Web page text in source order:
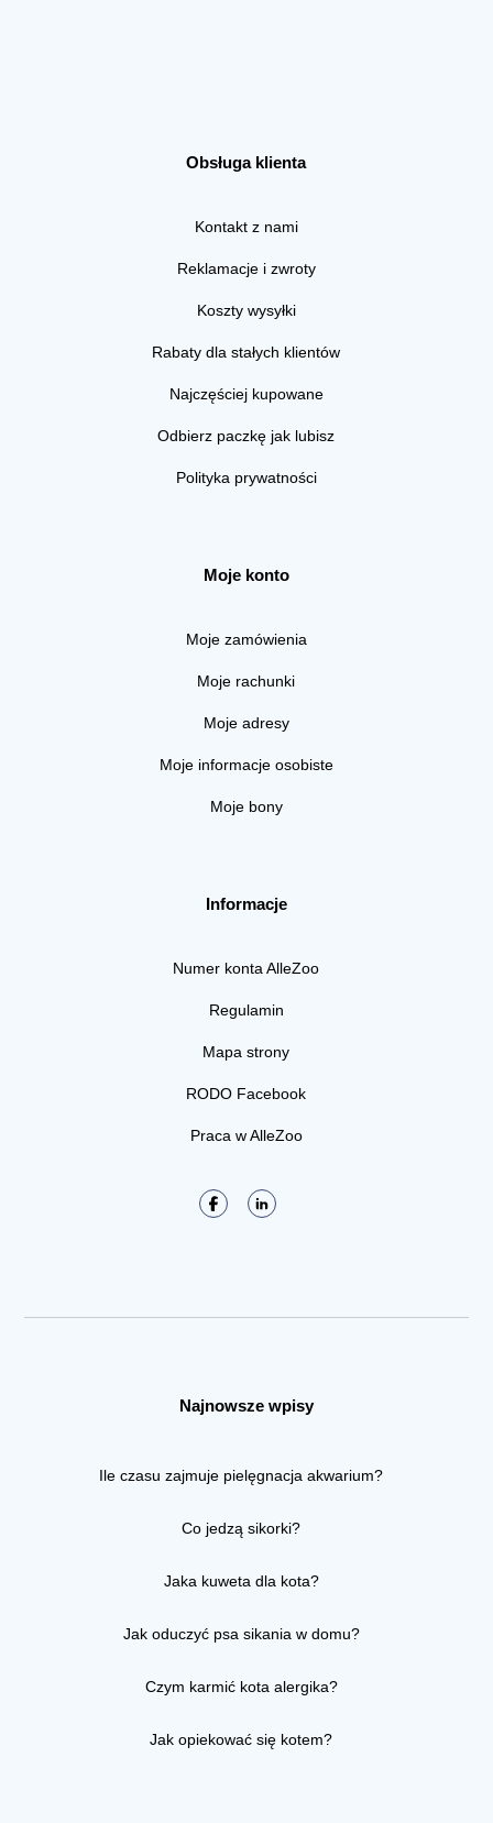
Obsługa klienta
Kontakt z nami
Reklamacje i zwroty
Koszty wysyłki
Rabaty dla stałych klientów
Najczęściej kupowane
Odbierz paczkę jak lubisz
Polityka prywatności
Moje konto
Moje zamówienia
Moje rachunki
Moje adresy
Moje informacje osobiste
Moje bony
Informacje
Numer konta AlleZoo
Regulamin
Mapa strony
RODO Facebook
Praca w AlleZoo
Najnowsze wpisy
Ile czasu zajmuje pielęgnacja akwarium?
Co jedzą sikorki?
Jaka kuweta dla kota?
Jak oduczyć psa sikania w domu?
Czym karmić kota alergika?
Jak opiekować się kotem?